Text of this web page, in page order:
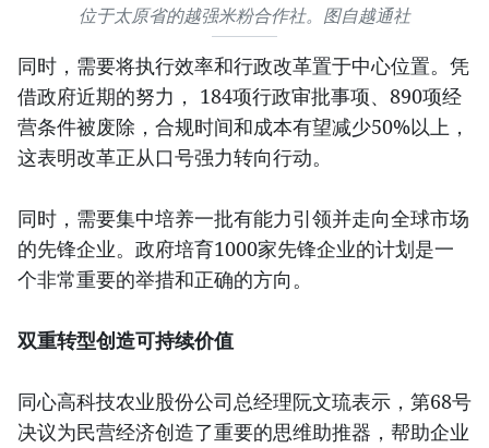
位于太原省的越强米粉合作社。图自越通社
同时，需要将执行效率和行政改革置于中心位置。凭
借政府近期的努力， 184项行政审批事项、890项经
营条件被废除，合规时间和成本有望减少50%以上，
这表明改革正从口号强力转向行动。
同时，需要集中培养一批有能力引领并走向全球市场
的先锋企业。政府培育1000家先锋企业的计划是一
个非常重要的举措和正确的方向。
双重转型创造可持续价值
同心高科技农业股份公司总经理阮文琉表示，第68号
决议为民营经济创造了重要的思维助推器，帮助企业